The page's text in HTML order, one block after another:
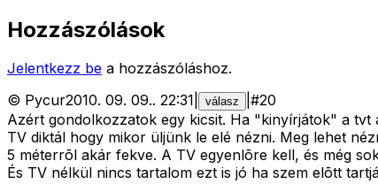
Hozzászólások
Jelentkezz be a hozzászóláshoz.
© Pycur2010. 09. 09.. 22:31 válasz #20
Azért gondolkozzatok egy kicsit. Ha "kinyírjátok" a
TV diktál hogy mikor üljünk le elé nézni. Meg lehet
5 méterrõl akár fekve. A TV egyenlõre kell, és még
És TV nélkül nincs tartalom ezt is jó ha szem elõtt